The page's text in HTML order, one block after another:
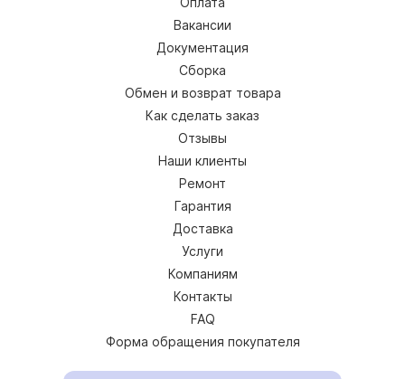
Вакансии
Документация
Сборка
Обмен и возврат товара
Как сделать заказ
Отзывы
Наши клиенты
Ремонт
Гарантия
Доставка
Услуги
Компаниям
Контакты
FAQ
Форма обращения покупателя